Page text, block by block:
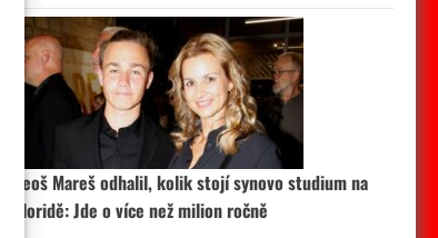
Leoš Mareš odhalil, kolik stojí synovo studium na
Floridě: Jde o více než milion ročně